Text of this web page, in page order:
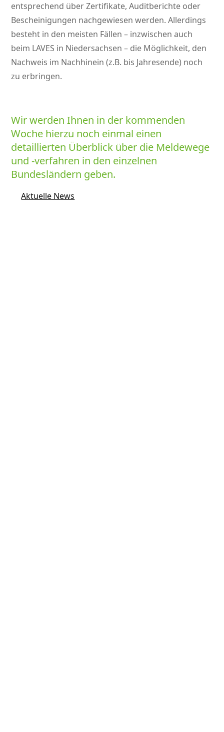
entsprechend über Zertifikate, Auditberichte oder
Bescheinigungen nachgewiesen werden. Allerdings
besteht in den meisten Fällen – inzwischen auch
beim LAVES in Niedersachsen – die Möglichkeit, den
Nachweis im Nachhinein (z.B. bis Jahresende) noch
zu erbringen.
Wir werden Ihnen in der kommenden
Woche hierzu noch einmal einen
detaillierten Überblick über die Meldewege
und -verfahren in den einzelnen
Bundesländern geben.
Aktuelle News